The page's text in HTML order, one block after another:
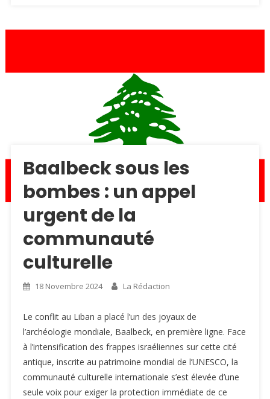
Baalbeck sous les
bombes : un appel
urgent de la
communauté
culturelle
18 Novembre 2024 La Rédaction
Le conflit au Liban a placé l’un des joyaux de
l’archéologie mondiale, Baalbeck, en première ligne. Face
à l’intensification des frappes israéliennes sur cette cité
antique, inscrite au patrimoine mondial de l’UNESCO, la
communauté culturelle internationale s’est élevée d’une
seule voix pour exiger la protection immédiate de ce